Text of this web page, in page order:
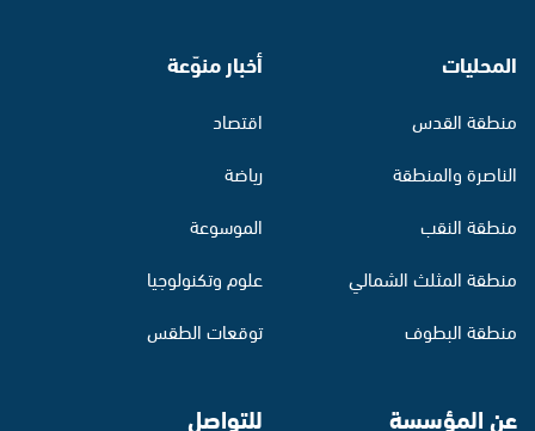
المحليات
منطقة القدس
الناصرة والمنطقة
منطقة النقب
منطقة المثلث الشمالي
منطقة البطوف
أخبار منوّعة
اقتصاد
رياضة
الموسوعة
علوم وتكنولوجيا
توقعات الطقس
عن المؤسسة للتواصل